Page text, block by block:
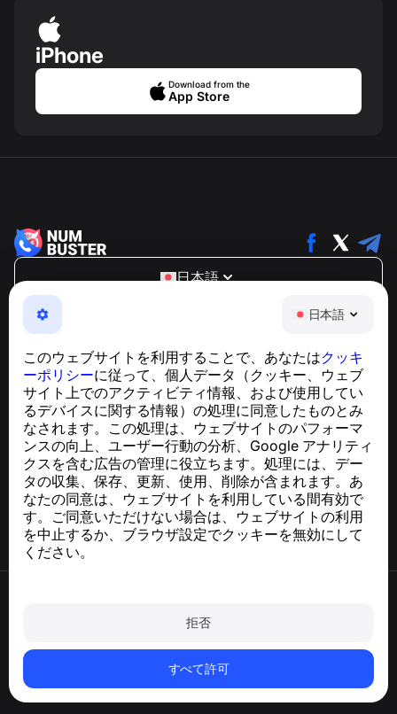
日本語
このウェブサイトを利用することで、あなたはクッキ
ーポリシーに従って、個人データ（クッキー、ウェブ
サイト上でのアクティビティ情報、および使用してい
るデバイスに関する情報）の処理に同意したものとみ
なされます。この処理は、ウェブサイトのパフォーマ
ンスの向上、ユーザー行動の分析、Google アナリティ
クスを含む広告の管理に役立ちます。処理には、デー
タの収集、保存、更新、使用、削除が含まれます。あ
なたの同意は、ウェブサイトを利用している間有効で
す。ご同意いただけない場合は、ウェブサイトの利用
を中止するか、ブラウザ設定でクッキーを無効にして
ください。
拒否
すべて許可
iPhone
Download from the
App Store
日本語
NumBuster © 2013—2026 ·
support@numbuster.com
電話詐欺、スパム、不審なメッセージからあなたを守る、
GDPR準拠に関するお問い合わせ：
support@numbuster.com
ヘルプセンター
ニュースと記事
プロジェクトについて
連絡先
アカウントと個人データを削除